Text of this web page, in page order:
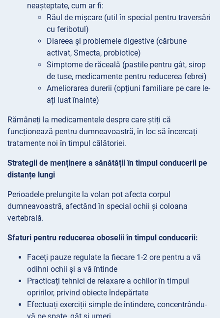
neașteptate, cum ar fi:
Răul de mișcare (util în special pentru traversări
cu feribotul)
Diareea și problemele digestive (cărbune
activat, Smecta, probiotice)
Simptome de răceală (pastile pentru gât, sirop
de tuse, medicamente pentru reducerea febrei)
Ameliorarea durerii (opțiuni familiare pe care le-
ați luat înainte)
Rămâneți la medicamentele despre care știți că
funcționează pentru dumneavoastră, în loc să încercați
tratamente noi în timpul călătoriei.
Strategii de menținere a sănătății în timpul conducerii pe
distanțe lungi
Perioadele prelungite la volan pot afecta corpul
dumneavoastră, afectând în special ochii și coloana
vertebrală.
Sfaturi pentru reducerea oboselii în timpul conducerii:
Faceți pauze regulate la fiecare 1-2 ore pentru a vă
odihni ochii și a vă întinde
Practicați tehnici de relaxare a ochilor în timpul
opririlor, privind obiecte îndepărtate
Efectuați exerciții simple de întindere, concentrându-